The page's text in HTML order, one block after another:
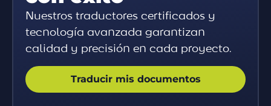
Nuestros traductores certificados y
tecnología avanzada garantizan
calidad y precisión en cada proyecto.
Traducir mis documentos